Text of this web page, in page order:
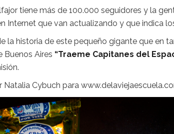
tiene más de 100.000 seguidores y la
Internet que van actualizando y que indica
la historia de este pequeño gigante que en
Buenos Aires “Traeme Capitanes del
Natalia Cybuch para